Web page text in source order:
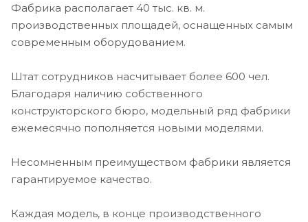
Фабрика располагает 40 тыс. кв. м.
производственных площадей, оснащенных самым
современным оборудованием.
Штат сотрудников насчитывает более 600 чел.
Благодаря наличию собственного
конструкторского бюро, модельный ряд фабрики
ежемесячно пополняется новыми моделями.
Несомненным преимуществом фабрики является
гарантируемое качество.
Каждая модель, в конце производственного